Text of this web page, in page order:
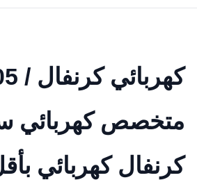
متخصص كهربائي
كرنفال كهربائي